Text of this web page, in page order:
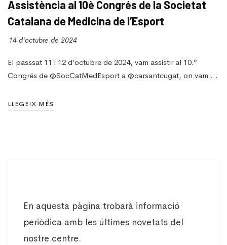
Assistència al 10è Congrés de la Societat
Catalana de Medicina de l’Esport
14 d'octubre de 2024
El passsat 11 i 12 d’octubre de 2024, vam assistir al 10.º
Congrés de @SocCatMedEsport a @carsantcugat, on vam …
LLEGEIX MÉS
En aquesta pàgina trobarà informació
periòdica amb les últimes novetats del
nostre centre.